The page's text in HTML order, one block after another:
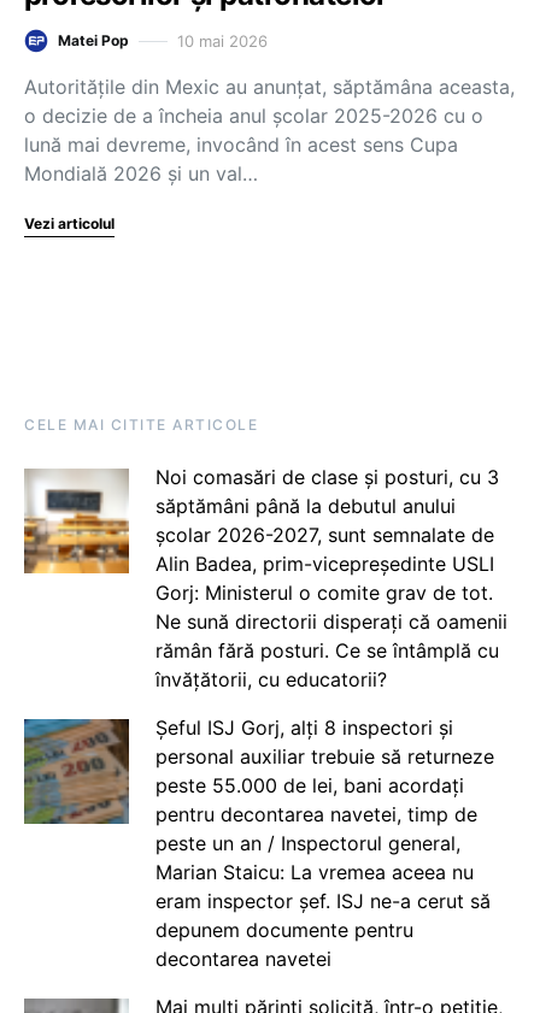
Matei Pop 10 mai 2026
Autoritățile din Mexic au anunțat, săptămâna aceasta,
o decizie de a încheia anul școlar 2025-2026 cu o
lună mai devreme, invocând în acest sens Cupa
Mondială 2026 și un val…
Vezi articolul
CELE MAI CITITE ARTICOLE
Noi comasări de clase și posturi, cu 3
săptămâni până la debutul anului
școlar 2026-2027, sunt semnalate de
Alin Badea, prim-vicepreședinte USLI
Gorj: Ministerul o comite grav de tot.
Ne sună directorii disperați că oamenii
rămân fără posturi. Ce se întâmplă cu
învățătorii, cu educatorii?
Șeful ISJ Gorj, alți 8 inspectori și
personal auxiliar trebuie să returneze
peste 55.000 de lei, bani acordați
pentru decontarea navetei, timp de
peste un an / Inspectorul general,
Marian Staicu: La vremea aceea nu
eram inspector șef. ISJ ne-a cerut să
depunem documente pentru
decontarea navetei
Mai mulți părinți solicită, într-o petiție,